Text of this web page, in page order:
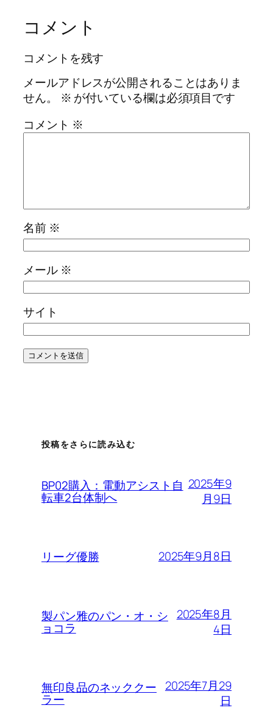
コメント
コメントを残す
メールアドレスが公開されることはありま
せん。
※ が付いている欄は必須項目です
コメント ※
名前 ※
メール ※
サイト
投稿をさらに読み込む
BP02購入：電動アシスト自
転車2台体制へ
2025年9
月9日
リーグ優勝 2025年9月8日
製パン雅のパン・オ・シ
ョコラ
2025年8月
4日
無印良品のネッククー
ラー
2025年7月29
日